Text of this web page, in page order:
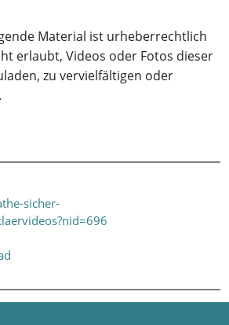
Material ist urheberrechtlich
erlaubt, Videos oder Fotos dieser
zu vervielfältigen oder
sicher-